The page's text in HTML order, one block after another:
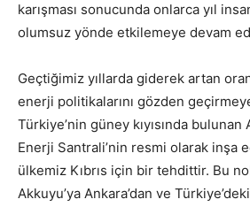
karışması sonucunda onlarca yıl
olumsuz yönde etkilemeye devam
Geçtiğimiz yıllarda giderek artan
enerji politikalarını gözden
Türkiye’nin güney kıyısında
Enerji Santrali’nin resmi olarak inşa
ülkemiz Kıbrıs için bir tehdittir. Bu
Akkuyu’ya Ankara’dan ve